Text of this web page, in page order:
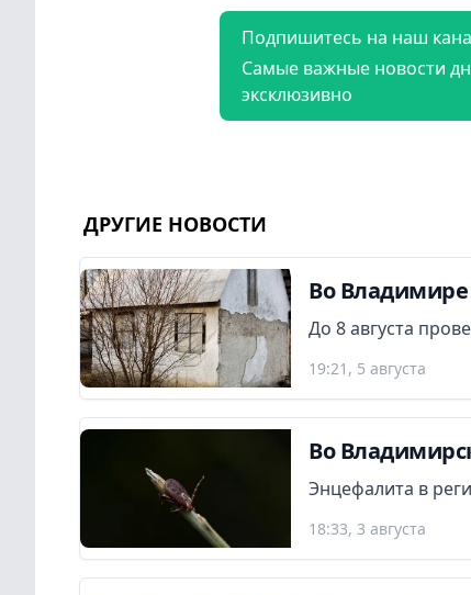
Подпишитесь на наш
Самые важные новости
эксклюзивно
ДРУГИЕ НОВОСТИ
Во Владимире
До 8 августа
19:21, 5 августа
Во
Энцефалита в
18:33, 3 августа